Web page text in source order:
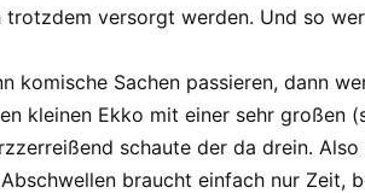
trotzdem versorgt werden. Und so
komische Sachen passieren, dann
kleinen Ekko mit einer sehr großen
schaute der da drein.
braucht einfach nur Zeit,